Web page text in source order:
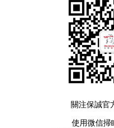
關注保誠官
使用微信掃